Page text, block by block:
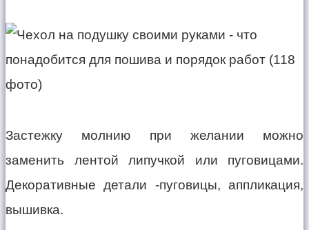
Застежку молнию при желании можно
заменить лентой липучкой или пуговицами.
Декоративные детали -пуговицы, аппликация,
вышивка.